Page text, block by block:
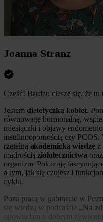
Joanna Stranz
Cześć! Bardzo cieszę się, że tu
Jestem dietetyczką kobiet.
równowagę hormonalną,
miesiączki i objawy
insulinoopornością czy PCOS.
rzetelną akademicką wiedzę z
mądrością ziołolecznictwa oraz
organizm. Pokazuję
a tym, jak się czujesz i
cyklu.
Poza pracą w gabinecie w
się wiedzą w podcaście „Na
opowiadam o dobrym